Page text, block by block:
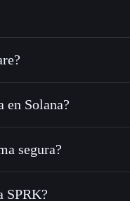
SOL, USDC o miles de
SPRK a lo largo del tiempo
vincular públicamente las
en Solana?
segura?
cartera sin custodia
SPRK?